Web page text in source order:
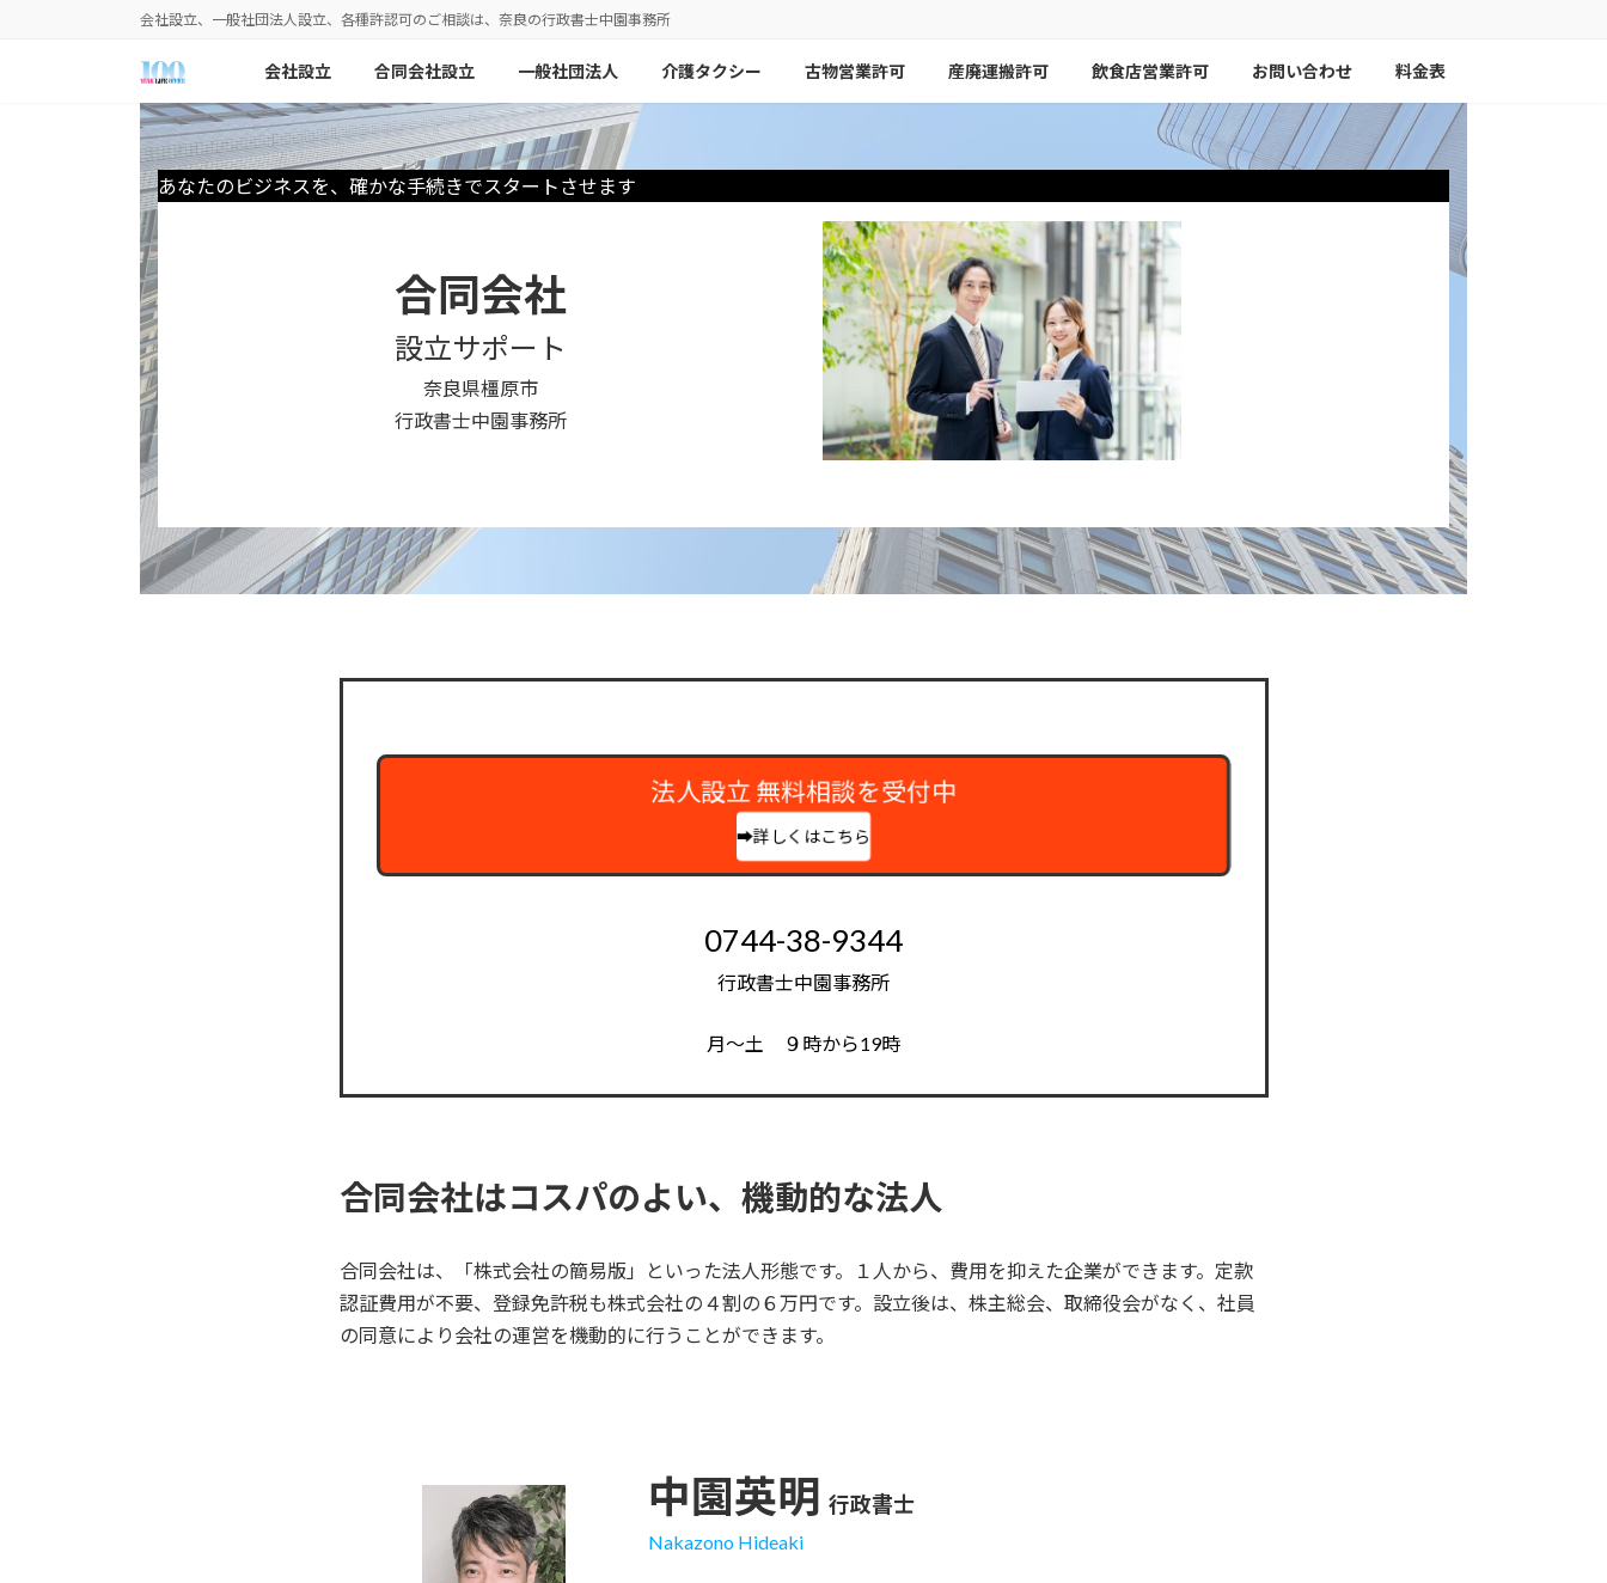
会社設立、一般社団法人設立、各種許認可のご相談は、奈良の行政書士中園事務所
会社設立 合同会社設立 一般社団法人 介護タクシー 古物営業許可 産廃運搬許可 飲食店営業許可 お問い合わせ 料金表
あなたのビジネスを、確かな手続きでスタートさせます
合同会社
設立サポート
奈良県橿原市
行政書士中園事務所
法人設立 無料相談を受付中
➡詳しくはこちら
0744-38-9344
行政書士中園事務所
月～土 ９時から19時
合同会社はコスパのよい、機動的な法人
合同会社は、「株式会社の簡易版」といった法人形態です。１人から、費用を抑えた企業ができます。定款
認証費用が不要、登録免許税も株式会社の４割の６万円です。設立後は、株主総会、取締役会がなく、社員
の同意により会社の運営を機動的に行うことができます。
中園英明行政書士
Nakazono Hideaki